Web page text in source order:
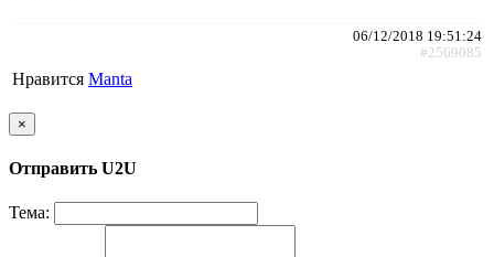
06/12/2018 19:51:24
#2569085
Нравится Manta
×
Отправить U2U
Тема: